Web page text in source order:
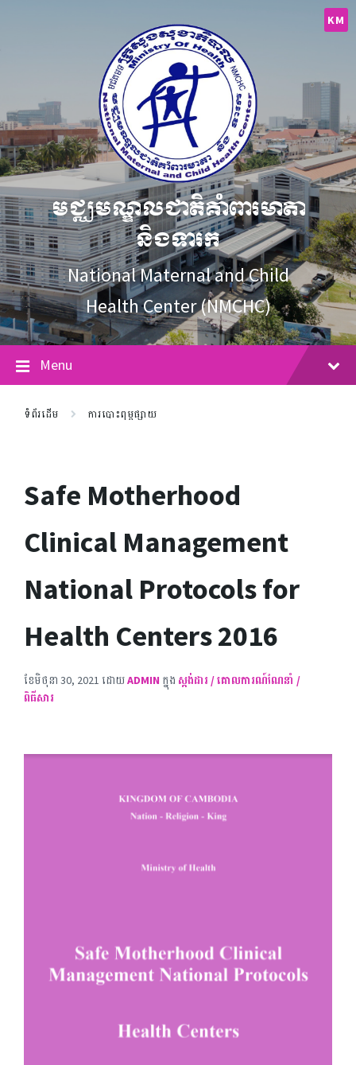
KM
មជ្ឈមណ្ឌលជាតិគាំពារមាតា
និងទារក
National Maternal and Child
Health Center (NMCHC)
Menu
ទំព័រដើម ការបោះពុម្ពផ្សាយ
Safe Motherhood
Clinical Management
National Protocols for
Health Centers 2016
ខែ​មិថុនា 30, 2021 ដោយADMIN ក្នុង ស្តង់ដារ / គោលការណ៍ណែនាំ /
ពិធីសារ